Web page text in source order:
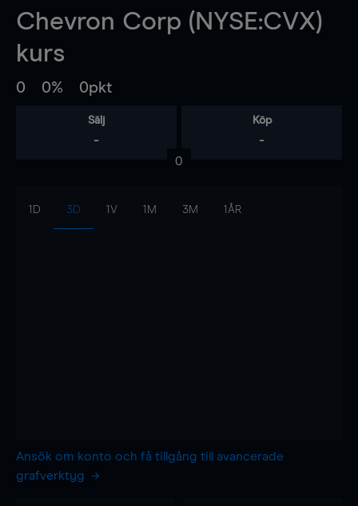
Chevron Corp (NYSE:CVX)
kurs
0 0% 0pkt
Sälj
-
Köp
-
0
1D 3D 1V 1M 3M 1ÅR
Ansök om konto och få tillgång till avancerade
grafverktyg